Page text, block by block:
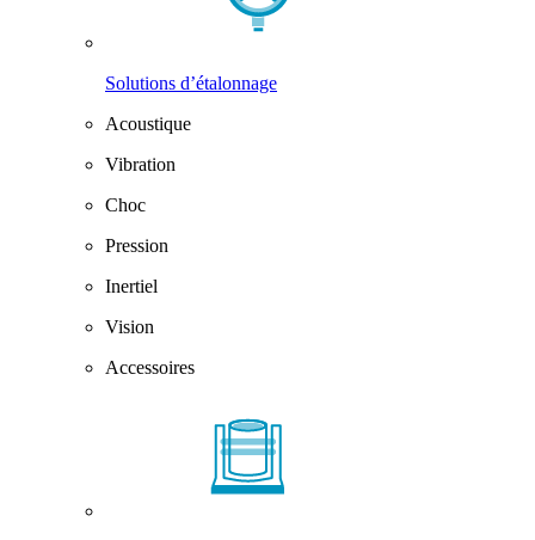
Solutions d’étalonnage
Acoustique
Vibration
Choc
Pression
Inertiel
Vision
Accessoires